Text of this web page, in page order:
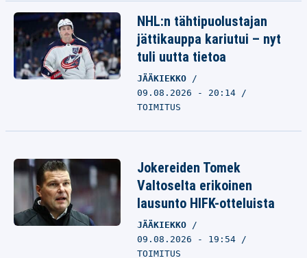
NHL:n tähtipuolustajan
jättikauppa kariutui – nyt
tuli uutta tietoa
JÄÄKIEKKO
09.08.2026 - 20:14
TOIMITUS
Jokereiden Tomek
Valtoselta erikoinen
lausunto HIFK-otteluista
JÄÄKIEKKO
09.08.2026 - 19:54
TOIMITUS